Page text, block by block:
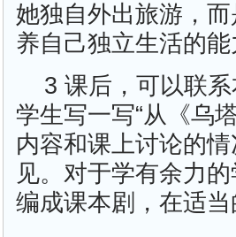
她独自外出旅游，
养自己独立生活的
3 课后，可以联
学生写一写“从《乌
内容和课上讨论的
见。对于学有余力
编成课本剧，在适